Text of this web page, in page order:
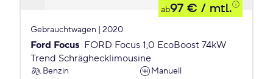
ab97 € / mtl.
Gebrauchtwagen | 2020
Ford Focus FORD Focus 1,0 EcoBoost 74kW
Trend Schräghecklimousine
Benzin
Manuell